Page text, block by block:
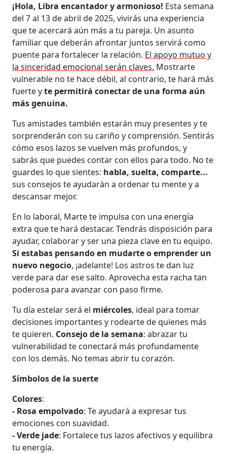
¡Hola, Libra encantador y armonioso! Esta semana
del 7 al 13 de abril de 2025, vivirás una experiencia
que te acercará aún más a tu pareja. Un asunto
familiar que deberán afrontar juntos servirá como
puente para fortalecer la relación. El apoyo mutuo y
la sinceridad emocional serán claves. Mostrarte
vulnerable no te hace débil, al contrario, te hará más
fuerte yte permitirá conectar de una forma aún
más genuina.
Tus amistades también estarán muy presentes y te
sorprenderán con su cariño y comprensión. Sentirás
cómo esos lazos se vuelven más profundos, y
sabrás que puedes contar con ellos para todo. No te
guardes lo que sientes: habla, suelta, comparte...
sus consejos te ayudarán a ordenar tu mente y a
descansar mejor.
En lo laboral, Marte te impulsa con una energía
extra que te hará destacar. Tendrás disposición para
ayudar, colaborar y ser una pieza clave en tu equipo.
Si estabas pensando en mudarte o emprender un
nuevo negocio, ¡adelante! Los astros te dan luz
verde para dar ese salto. Aprovecha esta racha tan
poderosa para avanzar con paso firme.
Tu día estelar será el miércoles, ideal para tomar
decisiones importantes y rodearte de quienes más
te quieren. Consejo de la semana: abrazar tu
vulnerabilidad te conectará más profundamente
con los demás. No temas abrir tu corazón.
Símbolos de la suerte
Colores:
- Rosa empolvado: Te ayudará a expresar tus
emociones con suavidad.
- Verde jade: Fortalece tus lazos afectivos y equilibra
tu energía.